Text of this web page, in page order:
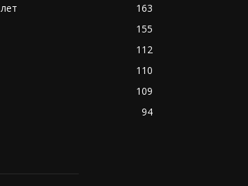
163
155
112
110
109
94